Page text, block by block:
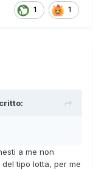
1 1
a me non
tipo lotta, per me